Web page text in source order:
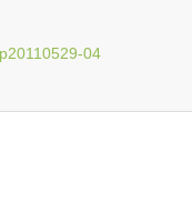
04